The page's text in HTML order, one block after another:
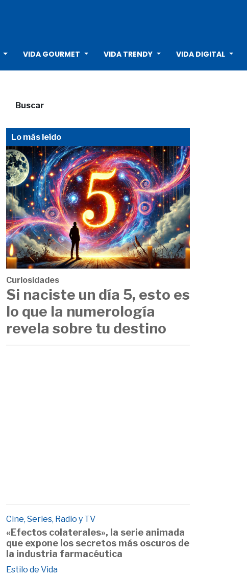
VIDA GOURMET VIDA TRENDY VIDA DIGITAL
Buscar
Lo más leído
Curiosidades
Si naciste un día 5, esto es
lo que la numerología
revela sobre tu destino
Cine, Series, Radio y TV
«Efectos colaterales», la serie animada
que expone los secretos más oscuros de
la industria farmacéutica
Estilo de Vida